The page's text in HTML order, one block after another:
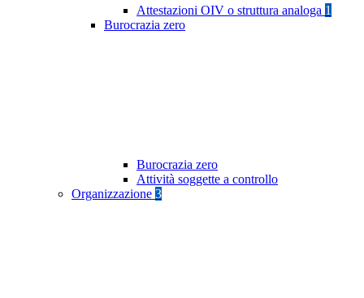
Attestazioni OIV o struttura analoga 1
Burocrazia zero
Burocrazia zero
Attività soggette a controllo
Organizzazione 3